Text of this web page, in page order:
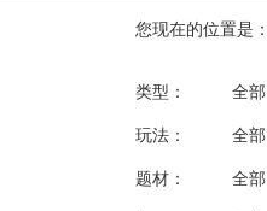
您现在的位置是：
类型： 全部
玩法： 全部
飞行
题材： 全部